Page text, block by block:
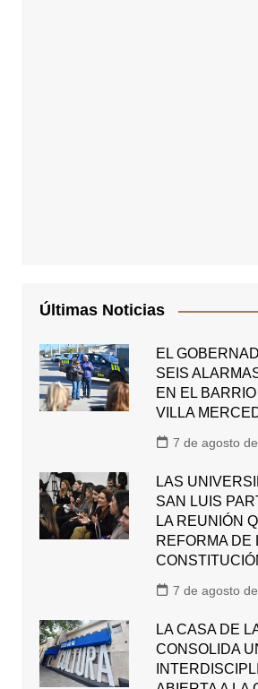
Últimas Noticias
EL
SEIS
EN EL
VILLA
7 de agosto
LAS
SAN LUIS
LA REUNIÓN
REFORMA DE
7 de agosto
LA CASA DE
CONSOLIDA